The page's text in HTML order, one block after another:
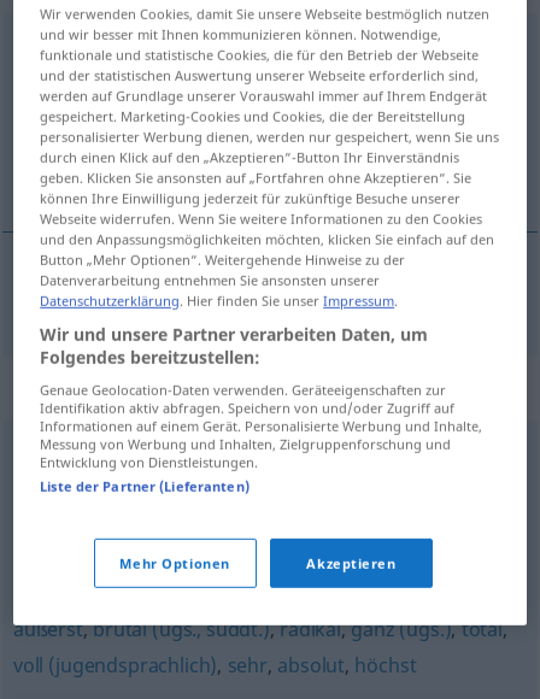
ausgesprochenadv
Übersicht aller Übersetzungen
(Für mehr Details die Übersetzung anklicken/antippen)
特别
特别[tèbié] ausgesprochen
Synonyme für "ausgesprochen"
demonstrativ, betont,ausgesucht
waschecht
echt (ugs.),unglaublich,wirklich (ugs.)
äußerst,brutal (ugs., süddt.),radikal,ganz (ugs.),total,
voll (jugendsprachlich), sehr, absolut, höchst
Wir verwenden Cookies, damit Sie unsere Webseite bestmöglich nutzen
und wir besser mit Ihnen kommunizieren können. Notwendige,
funktionale und statistische Cookies, die für den Betrieb der Webseite
und der statistischen Auswertung unserer Webseite erforderlich sind,
werden auf Grundlage unserer Vorauswahl immer auf Ihrem Endgerät
gespeichert. Marketing-Cookies und Cookies, die der Bereitstellung
personalisierter Werbung dienen, werden nur gespeichert, wenn Sie uns
durch einen Klick auf den „Akzeptieren“-Button Ihr Einverständnis
geben. Klicken Sie ansonsten auf „Fortfahren ohne Akzeptieren“. Sie
können Ihre Einwilligung jederzeit für zukünftige Besuche unserer
Webseite widerrufen. Wenn Sie weitere Informationen zu den Cookies
und den Anpassungsmöglichkeiten möchten, klicken Sie einfach auf den
Button „Mehr Optionen“. Weitergehende Hinweise zu der
Datenverarbeitung entnehmen Sie ansonsten unserer
Datenschutzerklärung. Hier finden Sie unserImpressum.
Wir und unsere Partner verarbeiten Daten, um
Folgendes bereitzustellen:
Genaue Geolocation-Daten verwenden. Geräteeigenschaften zur
Identifikation aktiv abfragen. Speichern von und/oder Zugriff auf
Informationen auf einem Gerät. Personalisierte Werbung und Inhalte,
Messung von Werbung und Inhalten, Zielgruppenforschung und
Entwicklung von Dienstleistungen.
Liste der Partner (Lieferanten)
Mehr Optionen Akzeptieren